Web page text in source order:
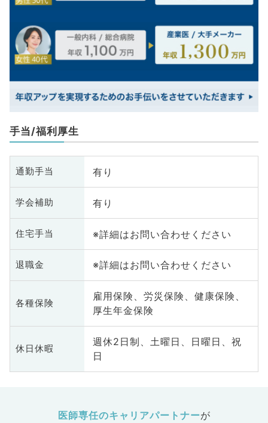
手当/福利厚生
通勤手当 有り
学会補助 有り
住宅手当 ※詳細はお問い合わせください
退職金 ※詳細はお問い合わせください
各種保険
雇用保険、労災保険、健康保険、
厚生年金保険
休日休暇
週休2日制、土曜日、日曜日、祝
日
医師専任のキャリアパートナーが